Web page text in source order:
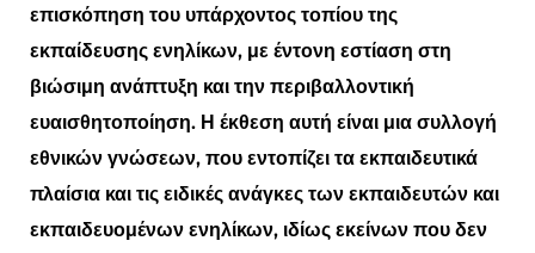
επισκόπηση του υπάρχοντος τοπίου της
εκπαίδευσης ενηλίκων, με έντονη εστίαση στη
βιώσιμη ανάπτυξη και την περιβαλλοντική
ευαισθητοποίηση. Η έκθεση αυτή είναι μια συλλογή
εθνικών γνώσεων, που εντοπίζει τα εκπαιδευτικά
πλαίσια και τις ειδικές ανάγκες των εκπαιδευτών και
εκπαιδευομένων ενηλίκων, ιδίως εκείνων που δεν